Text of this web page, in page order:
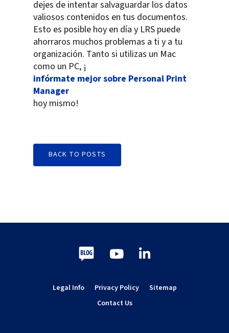
dejes de intentar salvaguardar los datos
valiosos contenidos en tus documentos.
Esto es posible hoy en día y LRS puede
ahorraros muchos problemas a ti y a tu
organización. Tanto si utilizas un Mac
como un PC, ¡
infórmate mejor sobre Personal Print
Manager
hoy mismo!
BACK TO POSTS
Blog Youtube
LinkedIn
Legal Info Privacy Policy
Sitemap
Contact Us